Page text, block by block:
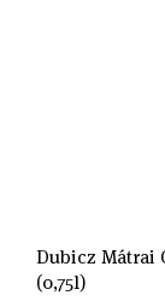
Dubicz Mátrai
(0,75l)